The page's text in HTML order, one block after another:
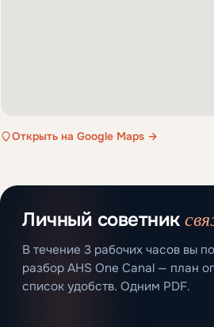
Открыть на Google Maps →
Личный советник
В течение 3 рабочих часов вы
разбор AHS One Canal — план
список удобств. Одним PDF.